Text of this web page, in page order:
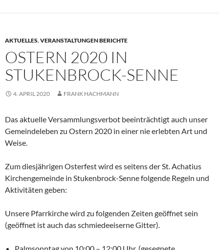
AKTUELLES,VERANSTALTUNGEN BERICHTE
OSTERN 2020 IN
STUKENBROCK-SENNE
4. APRIL 2020 FRANK HACHMANN
Das aktuelle Versammlungsverbot beeinträchtigt auch unser
Gemeindeleben zu Ostern 2020 in einer nie erlebten Art und
Weise.
Zum diesjährigen Osterfest wird es seitens der St. Achatius
Kirchengemeinde in Stukenbrock-Senne folgende Regeln und
Aktivitäten geben:
Unsere Pfarrkirche wird zu folgenden Zeiten geöffnet sein
(geöffnet ist auch das schmiedeeiserne Gitter).